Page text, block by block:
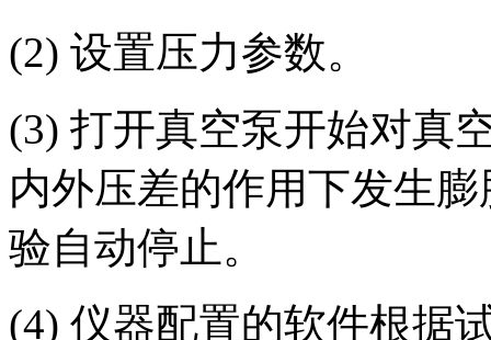
(2) 设置压力参数。
(3) 打开真空泵开始对真
内外压差的作用下发生
验自动停止。
(4) 仪器配置的软件根据